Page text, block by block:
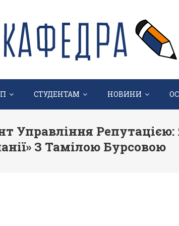
СТУДЕНТАМ НОВИНИ
Управління
З Тамілою Бурсовою